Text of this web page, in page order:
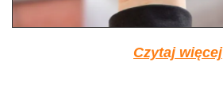
Czytaj więcej